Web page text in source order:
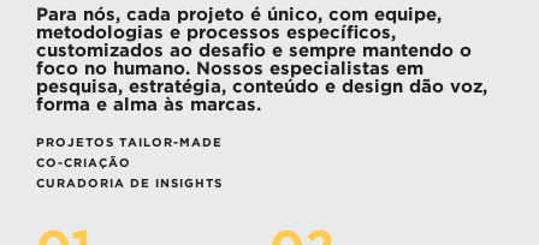
Para nós, cada projeto é único, com equipe,
metodologias e processos específicos,
customizados ao desafio e sempre mantendo o
foco no humano. Nossos especialistas em
pesquisa, estratégia, conteúdo e design dão voz,
forma e alma às marcas.
PROJETOS TAILOR-MADE
CO-CRIAÇÃO
CURADORIA DE INSIGHTS